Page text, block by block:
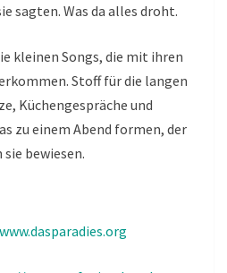
sagten. Was da alles droht.
kleinen Songs, die mit ihren
Stoff für die langen
Küchengespräche und
zu einem Abend formen, der
bewiesen.